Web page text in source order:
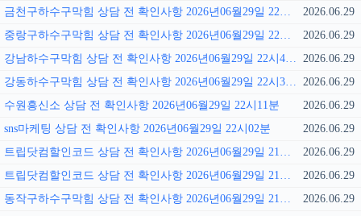
금천구하수구막힘 상담 전 확인사항 2026년06월29일 22시51분
2026.06.29
중랑구하수구막힘 상담 전 확인사항 2026년06월29일 22시46분
2026.06.29
강남하수구막힘 상담 전 확인사항 2026년06월29일 22시43분 2026.06.29
강동하수구막힘 상담 전 확인사항 2026년06월29일 22시32분 2026.06.29
수원흥신소 상담 전 확인사항 2026년06월29일 22시11분
2026.06.29
sns마케팅 상담 전 확인사항 2026년06월29일 22시02분
2026.06.29
트립닷컴할인코드 상담 전 확인사항 2026년06월29일 21시57분
2026.06.29
트립닷컴할인코드 상담 전 확인사항 2026년06월29일 21시52분
2026.06.29
동작구하수구막힘 상담 전 확인사항 2026년06월29일 21시41분
2026.06.29